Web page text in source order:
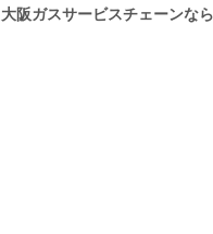
大阪ガスサービスチェーンな